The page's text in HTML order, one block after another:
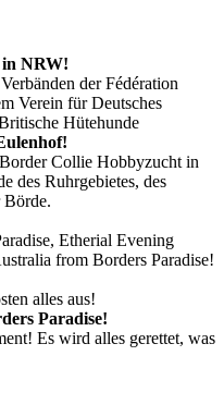
NRW!
der Fédération
Verein für Deutsches
Hütehunde
Collie Hobbyzucht in
des Ruhrgebietes, des
Börde.
Etherial Evening
from Borders Paradise!
alles aus!
Paradise!
Es wird alles gerettet, was